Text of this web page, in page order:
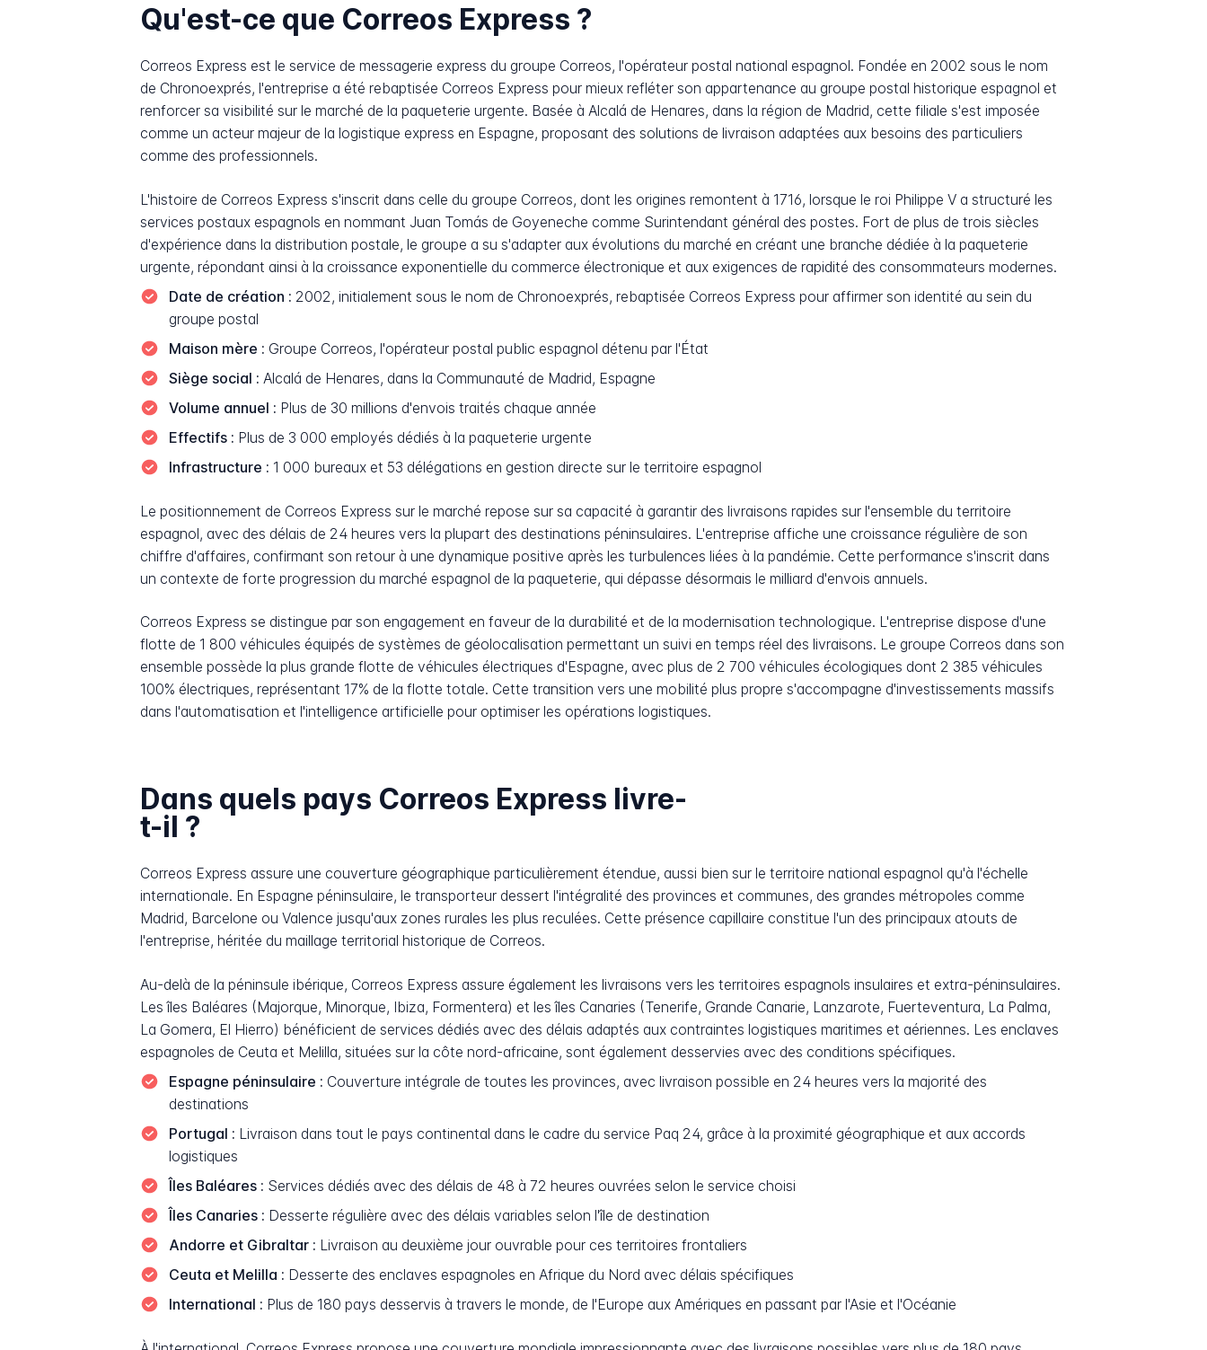
Qu'est-ce que Correos Express ?
Correos Express est le service de messagerie express du groupe Correos, l'opérateur postal national espagnol. Fondée en 2002 sous le nom
de Chronoexprés, l'entreprise a été rebaptisée Correos Express pour mieux refléter son appartenance au groupe postal historique espagnol et
renforcer sa visibilité sur le marché de la paqueterie urgente. Basée à Alcalá de Henares, dans la région de Madrid, cette filiale s'est imposée
comme un acteur majeur de la logistique express en Espagne, proposant des solutions de livraison adaptées aux besoins des particuliers
comme des professionnels.
L'histoire de Correos Express s'inscrit dans celle du groupe Correos, dont les origines remontent à 1716, lorsque le roi Philippe V a structuré les
services postaux espagnols en nommant Juan Tomás de Goyeneche comme Surintendant général des postes. Fort de plus de trois siècles
d'expérience dans la distribution postale, le groupe a su s'adapter aux évolutions du marché en créant une branche dédiée à la paqueterie
urgente, répondant ainsi à la croissance exponentielle du commerce électronique et aux exigences de rapidité des consommateurs modernes.
Date de création : 2002, initialement sous le nom de Chronoexprés, rebaptisée Correos Express pour affirmer son identité au sein du
groupe postal
Maison mère : Groupe Correos, l'opérateur postal public espagnol détenu par l'État
Siège social : Alcalá de Henares, dans la Communauté de Madrid, Espagne
Volume annuel : Plus de 30 millions d'envois traités chaque année
Effectifs : Plus de 3 000 employés dédiés à la paqueterie urgente
Infrastructure : 1 000 bureaux et 53 délégations en gestion directe sur le territoire espagnol
Le positionnement de Correos Express sur le marché repose sur sa capacité à garantir des livraisons rapides sur l'ensemble du territoire
espagnol, avec des délais de 24 heures vers la plupart des destinations péninsulaires. L'entreprise affiche une croissance régulière de son
chiffre d'affaires, confirmant son retour à une dynamique positive après les turbulences liées à la pandémie. Cette performance s'inscrit dans
un contexte de forte progression du marché espagnol de la paqueterie, qui dépasse désormais le milliard d'envois annuels.
Correos Express se distingue par son engagement en faveur de la durabilité et de la modernisation technologique. L'entreprise dispose d'une
flotte de 1 800 véhicules équipés de systèmes de géolocalisation permettant un suivi en temps réel des livraisons. Le groupe Correos dans son
ensemble possède la plus grande flotte de véhicules électriques d'Espagne, avec plus de 2 700 véhicules écologiques dont 2 385 véhicules
100% électriques, représentant 17% de la flotte totale. Cette transition vers une mobilité plus propre s'accompagne d'investissements massifs
dans l'automatisation et l'intelligence artificielle pour optimiser les opérations logistiques.
Dans quels pays Correos Express livre-
t-il ?
Correos Express assure une couverture géographique particulièrement étendue, aussi bien sur le territoire national espagnol qu'à l'échelle
internationale. En Espagne péninsulaire, le transporteur dessert l'intégralité des provinces et communes, des grandes métropoles comme
Madrid, Barcelone ou Valence jusqu'aux zones rurales les plus reculées. Cette présence capillaire constitue l'un des principaux atouts de
l'entreprise, héritée du maillage territorial historique de Correos.
Au-delà de la péninsule ibérique, Correos Express assure également les livraisons vers les territoires espagnols insulaires et extra-péninsulaires.
Les îles Baléares (Majorque, Minorque, Ibiza, Formentera) et les îles Canaries (Tenerife, Grande Canarie, Lanzarote, Fuerteventura, La Palma,
La Gomera, El Hierro) bénéficient de services dédiés avec des délais adaptés aux contraintes logistiques maritimes et aériennes. Les enclaves
espagnoles de Ceuta et Melilla, situées sur la côte nord-africaine, sont également desservies avec des conditions spécifiques.
Espagne péninsulaire : Couverture intégrale de toutes les provinces, avec livraison possible en 24 heures vers la majorité des
destinations
Portugal : Livraison dans tout le pays continental dans le cadre du service Paq 24, grâce à la proximité géographique et aux accords
logistiques
Îles Baléares : Services dédiés avec des délais de 48 à 72 heures ouvrées selon le service choisi
Îles Canaries : Desserte régulière avec des délais variables selon l'île de destination
Andorre et Gibraltar : Livraison au deuxième jour ouvrable pour ces territoires frontaliers
Ceuta et Melilla : Desserte des enclaves espagnoles en Afrique du Nord avec délais spécifiques
International : Plus de 180 pays desservis à travers le monde, de l'Europe aux Amériques en passant par l'Asie et l'Océanie